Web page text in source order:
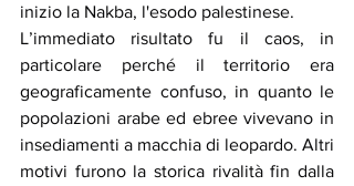
inizio la Nakba, l'esodo palestinese.
L’immediato risultato fu il caos, in
particolare perché il territorio era
geograficamente confuso, in quanto le
popolazioni arabe ed ebree vivevano in
insediamenti a macchia di leopardo. Altri
motivi furono la storica rivalità fin dalla